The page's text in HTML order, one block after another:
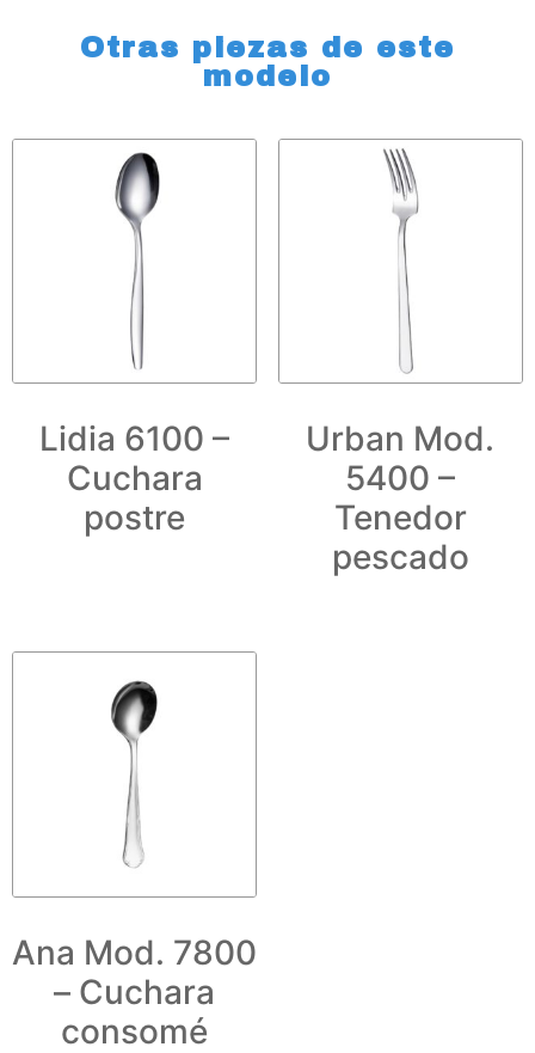
Otras piezas de este
modelo
Lidia 6100 –
Cuchara
postre
Urban Mod.
5400 –
Tenedor
pescado
Ana Mod. 7800
– Cuchara
consomé